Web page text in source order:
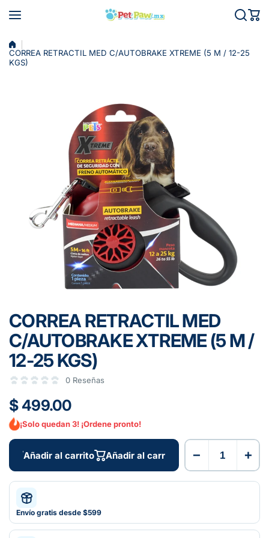
CORREA RETRACTIL MED C/AUTOBRAKE XTREME (5 M / 12-25
KGS)
CORREA RETRACTIL MED
C/AUTOBRAKE XTREME (5 M /
12-25 KGS)
0 Reseñas
$ 499.00
¡Solo quedan 3! ¡Ordene pronto!
Añadir al carrito Añadir al carrito − +
Envío gratis desde $599